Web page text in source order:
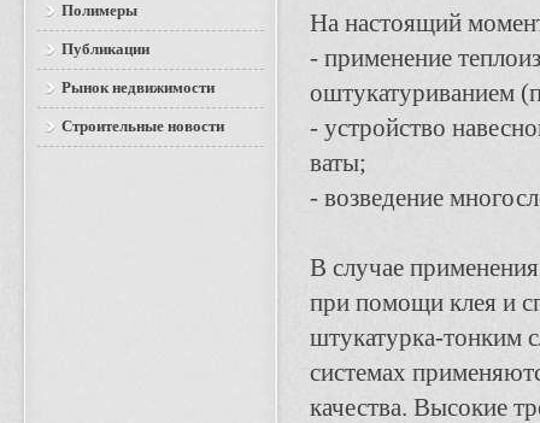
На настоящий
- применение
оштукатуриванием
- устройство
ваты;
- возведение
В случае
при помощи клея и
штукатурка-тонким
системах
качества. Высокие
Полимеры
Публикации
Рынок недвижимости
Строительные новости